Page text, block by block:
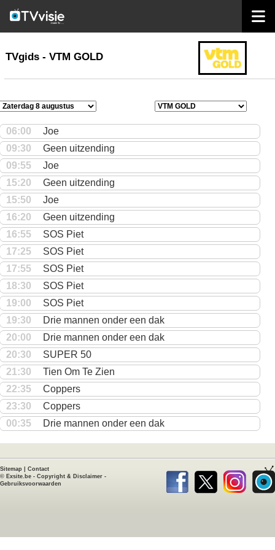
TVgids
TVgids - VTM GOLD
06:00
Joe
09:30
Geen uitzending
09:55
Joe
15:20
Geen uitzending
15:50
Joe
16:20
Geen uitzending
16:55
SOS Piet
17:25
SOS Piet
17:55
SOS Piet
18:30
SOS Piet
19:00
SOS Piet
19:30
Drie mannen onder een dak
20:00
Drie mannen onder een dak
20:30
SUPER 50
21:30
Tien Om Te Zien
22:35
Coppers
23:30
Coppers
00:35
Drie mannen onder een dak
Sitemap
Contact
© Exsite.be - Copyright & Disclaimer -
Gebruiksvoorwaarden